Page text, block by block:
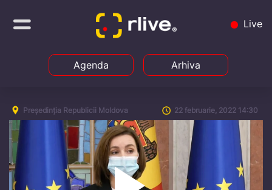
Live
Agenda Arhiva
Președinția Republicii Moldova 22 februarie, 2022 14:30